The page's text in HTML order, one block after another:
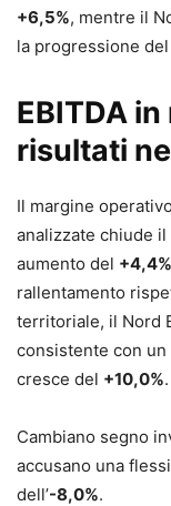
+6,5%, mentre il
la progressione
EBITDA
risultati
Il margine
analizzate chiude il
aumento del +4,4%
rallentamento
territoriale, il Nord
consistente con un
cresce del +10,0%.
Cambiano segno
accusano una
dell’-8,0%.